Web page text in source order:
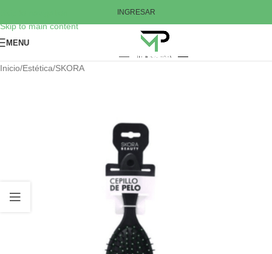
Skip to main content
INGRESAR
MENU
Inicio/Estética/SKORA